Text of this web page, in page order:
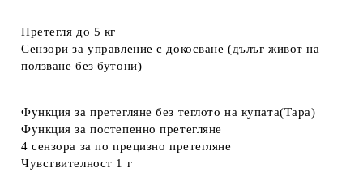
Претегля до 5 кг
Сензори за управление с докосване (дълъг живот на
ползване без бутони)
Функция за претегляне без теглото на купата(Тара)
Функция за постепенно претегляне
4 сензора за по прецизно претегляне
Чувствителност 1 г